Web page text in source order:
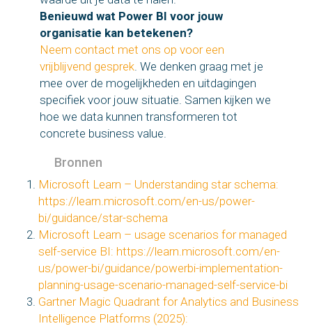
Benieuwd wat Power BI voor jouw
organisatie kan betekenen?
Neem contact met ons op voor een
vrijblijvend gesprek. We denken graag met je
mee over de mogelijkheden en uitdagingen
specifiek voor jouw situatie. Samen kijken we
hoe we data kunnen transformeren tot
concrete business value.
Bronnen
Microsoft Learn – Understanding star schema:
https://learn.microsoft.com/en-us/power-
bi/guidance/star-schema
Microsoft Learn – usage scenarios for managed
self-service BI: https://learn.microsoft.com/en-
us/power-bi/guidance/powerbi-implementation-
planning-usage-scenario-managed-self-service-bi
Gartner Magic Quadrant for Analytics and Business
Intelligence Platforms (2025):